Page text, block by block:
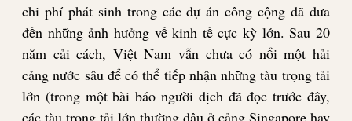
chi phí phát sinh trong các dự án công cộng đã đưa
đến những ảnh hưởng về kinh tế cực kỳ lớn. Sau 20
năm cải cách, Việt Nam vẫn chưa có nổi một hải
cảng nước sâu để có thể tiếp nhận những tàu trọng tải
lớn (trong một bài báo người dịch đã đọc trước đây,
các tàu trọng tải lớn thường đậu ở cảng Singapore hay